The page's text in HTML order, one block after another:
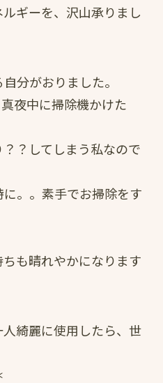
ギーを、沢山承りまし
分がおりました。
夜中に掃除機かけた
？してしまう私なので
。。素手でお掃除をす
も晴れやかになります
綺麗に使用したら、世